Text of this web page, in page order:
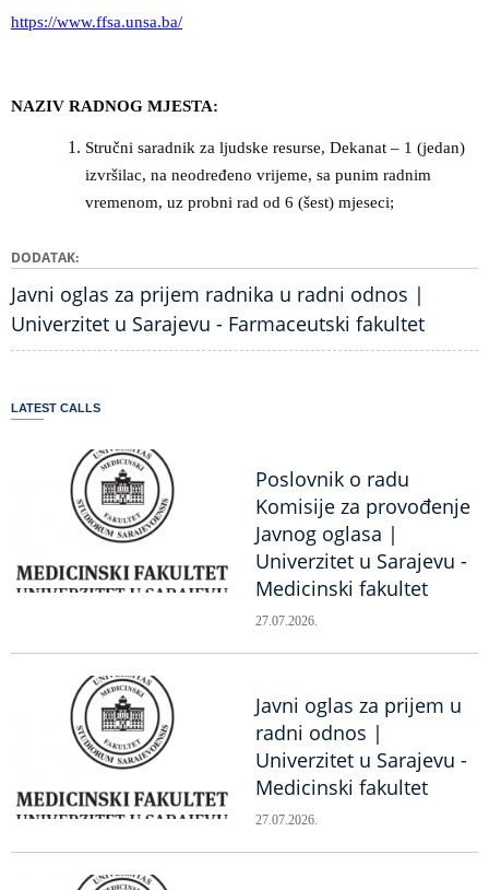
https://www.ffsa.unsa.ba/
NAZIV RADNOG MJESTA:
Stručni saradnik za ljudske resurse, Dekanat – 1 (jedan)
izvršilac, na neodređeno vrijeme, sa punim radnim
vremenom, uz probni rad od 6 (šest) mjeseci;
DODATAK
Javni oglas za prijem radnika u radni odnos |
Univerzitet u Sarajevu - Farmaceutski fakultet
LATEST CALLS
Poslovnik o radu
Komisije za provođenje
Javnog oglasa |
Univerzitet u Sarajevu -
Medicinski fakultet
27.07.2026.
Javni oglas za prijem u
radni odnos |
Univerzitet u Sarajevu -
Medicinski fakultet
27.07.2026.